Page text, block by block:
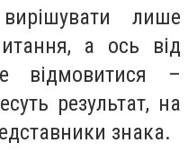
лише
а ось від
відмовитися –
результат, на
знака.